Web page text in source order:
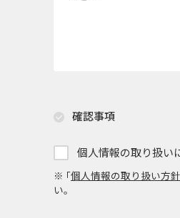
確認事項
個人情報の取り扱い
※ ｢個人情報の取り扱い方針
い。